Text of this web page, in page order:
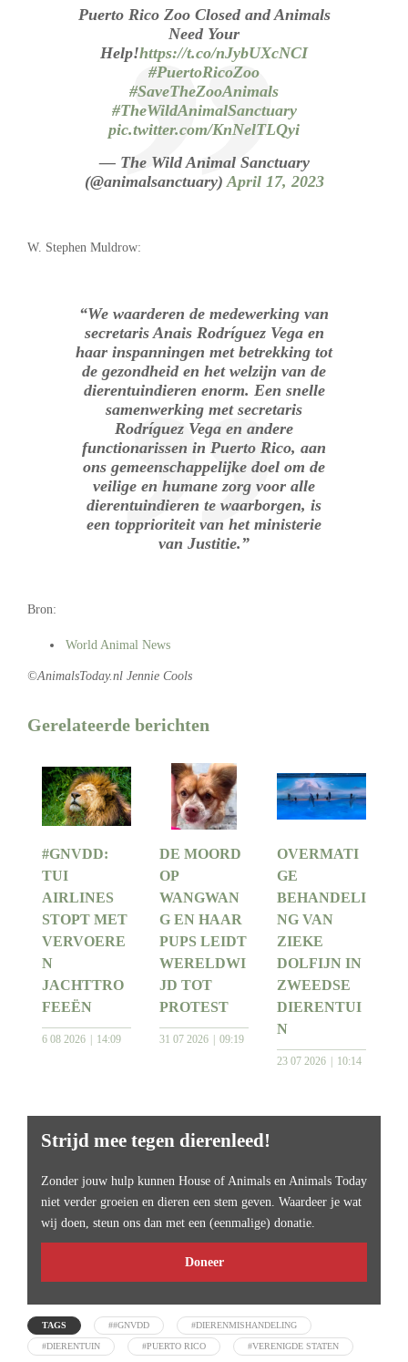
Puerto Rico Zoo Closed and Animals
Need Your
Help!https://t.co/nJybUXcNCI
#PuertoRicoZoo
#SaveTheZooAnimals
#TheWildAnimalSanctuary
pic.twitter.com/KnNelTLQyi
— The Wild Animal Sanctuary
(@animalsanctuary) April 17, 2023
W. Stephen Muldrow:
“We waarderen de medewerking van
secretaris Anais Rodríguez Vega en
haar inspanningen met betrekking tot
de gezondheid en het welzijn van de
dierentuindieren enorm. Een snelle
samenwerking met secretaris
Rodríguez Vega en andere
functionarissen in Puerto Rico, aan
ons gemeenschappelijke doel om de
veilige en humane zorg voor alle
dierentuindieren te waarborgen, is
een topprioriteit van het ministerie
van Justitie.”
Bron:
World Animal News
©AnimalsToday.nl Jennie Cools
Gerelateerde berichten
#GNVDD:
TUI
AIRLINES
STOPT MET
VERVOERE
N
JACHTTRO
FEEËN
6 08 2026 14:09
DE MOORD
OP
WANGWAN
G EN HAAR
PUPS LEIDT
WERELDWI
JD TOT
PROTEST
31 07 2026 09:19
OVERMATI
GE
BEHANDELI
NG VAN
ZIEKE
DOLFIJN IN
ZWEEDSE
DIERENTUI
N
23 07 2026 10:14
Strijd mee tegen dierenleed!
Zonder jouw hulp kunnen House of Animals en Animals Today
niet verder groeien en dieren een stem geven. Waardeer je wat
wij doen, steun ons dan met een (eenmalige) donatie.
Doneer
TAGS ##GNVDD #DIERENMISHANDELING
#DIERENTUIN #PUERTO RICO #VERENIGDE STATEN